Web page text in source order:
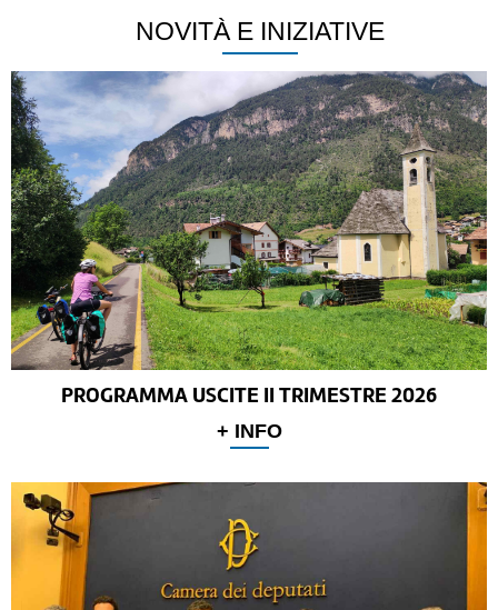
NOVITÀ E INIZIATIVE
PROGRAMMA USCITE II TRIMESTRE 2026
+ INFO